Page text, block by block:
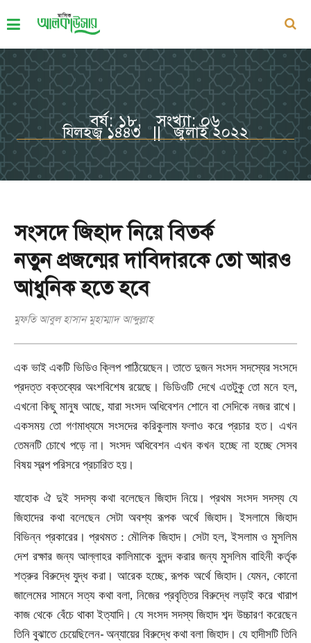
বর্ষ: ১৮, সংখ্যা: ০৬
যিলহজ্ব ১৪৪৩ || জুলাই ২০২২
সংসদে জিহাদ নিয়ে বিতর্ক
নতুন প্রজন্মের দাবিদারকে তো আরও
আধুনিক হতে হবে
মুফতি আবুল হাসান মুহাম্মাদ আব্দুল্লাহ
এক ভাই একটি ভিডিও ক্লিপ পাঠিয়েছেন। তাতে দুজন সংসদ সদস্যের সংসদে
প্রদত্ত বক্তব্যের অংশবিশেষ রয়েছে। ভিডিওটি দেখে এতটুকু তো মনে হল,
এখনো কিছু মানুষ আছে, যারা সংসদ অধিবেশন শোনে বা সেদিকে নজর রাখে।
একসময় তো গণমাধ্যমে সংসদের করিকুলাম ফলাও করে প্রচার হত। এখন
তেমনটি চোখে পড়ে না। সংসদ অধিবেশন এখন কখন হচ্ছে না হচ্ছে সেসব
বিষয় স্বল্প পরিসরে প্রচারিত হয়।
যাহোক ঐ দুই সদস্য কথা বলেছেন জিহাদ নিয়ে। প্রথম সংসদ সদস্য যে
জিহাদের কথা বলেছেন সেটা অবশ্য রূপক অর্থে জিহাদ। ইসলামে জিহাদ
বিভিন্ন প্রকারের। প্রথমত : মৌলিক জিহাদ। সেটা হল,ইসলাম ও মুসলিম
দেশ রক্ষার জন্য আল্লাহর কালিমাকে বুলন্দ করার জন্য মুসলিম বাহিনী কর্তৃক
শত্রুর বিরুদ্ধে যুদ্ধ করা। আরেক হচ্ছে,রূপক অর্থে জিহাদ। যেমন,কোনো
জালেমের সামনে সত্য কথা বলা,নিজের প্রবৃত্তির বিরুদ্ধে লড়াই করে খারাপ
কাজ থেকে বেঁচে থাকা ইত্যাদি। যে সংসদ সদস্য জিহাদ শব্দ উচ্চারণ করেছেন
তিনি বুঝাতে চেয়েছিলেন- অন্যায়ের বিরুদ্ধে কথা বলা জিহাদ। যে হাদীসটি তিনি